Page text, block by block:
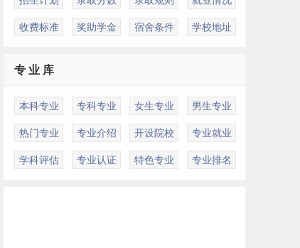
收费标准 奖助学金 宿舍条件 学校地址
专 业 库
本科专业 专科专业 女生专业 男生专业
热门专业 专业介绍 开设院校 专业就业
学科评估 专业认证 特色专业 专业排名